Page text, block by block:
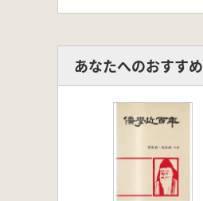
あなたへのおすすめ